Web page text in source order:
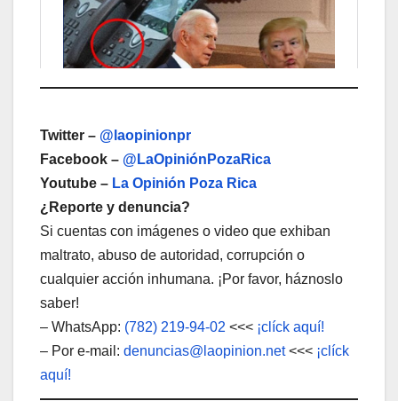
Twitter – @laopinionpr
Facebook – @LaOpiniónPozaRica
Youtube – La Opinión Poza Rica
¿Reporte y denuncia?
Si cuentas con imágenes o video que exhiban
maltrato, abuso de autoridad, corrupción o
cualquier acción inhumana. ¡Por favor, háznoslo
saber!
– WhatsApp: (782) 219-94-02 <<< ¡clíck aquí!
– Por e-mail: denuncias@laopinion.net<<< ¡clíck
aquí!